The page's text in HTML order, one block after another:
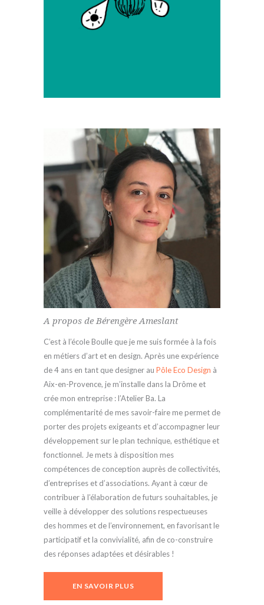
valorisation de l’expertise des parties
prenantes et des usagers génère une
A propos de Bérengère Ameslant
C’est à l’école Boulle que je me suis formée à la fois
en métiers d’art et en design. Après une expérience
de 4 ans en tant que designer au Pôle Eco Design à
Aix-en-Provence, je m’installe dans la Drôme et
crée mon entreprise : l’Atelier Ba. La
complémentarité de mes savoir-faire me permet de
porter des projets exigeants et d’accompagner leur
développement sur le plan technique, esthétique et
fonctionnel. Je mets à disposition mes
compétences de conception auprès de collectivités,
d’entreprises et d’associations. Ayant à cœur de
contribuer à l’élaboration de futurs souhaitables, je
veille à développer des solutions respectueuses
des hommes et de l’environnement, en favorisant le
participatif et la convivialité, afin de co-construire
des réponses adaptées et désirables !
EN SAVOIR PLUS